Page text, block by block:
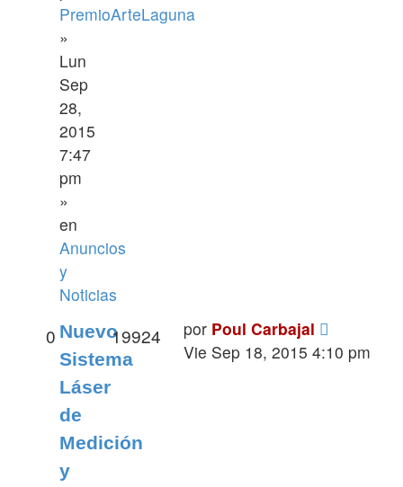
PremioArteLaguna
»
Lun
Sep
28,
2015
7:47
pm
»
en
Anuncios
y
Noticias
Nuevo
Sistema
Láser
de
Medición
y
0 19924 por Poul Carbajal
Vie Sep 18, 2015 4:10 pm